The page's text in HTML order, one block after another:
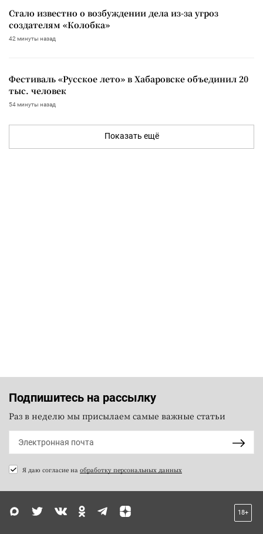
Стало известно о возбуждении дела из-за угроз
создателям «Колобка»
42 минуты назад
Фестиваль «Русское лето» в Хабаровске объединил 20
тыс. человек
54 минуты назад
Показать ещё
Подпишитесь на рассылку
Раз в неделю мы присылаем самые важные статьи
Я даю согласие на обработку персональных данных
18+